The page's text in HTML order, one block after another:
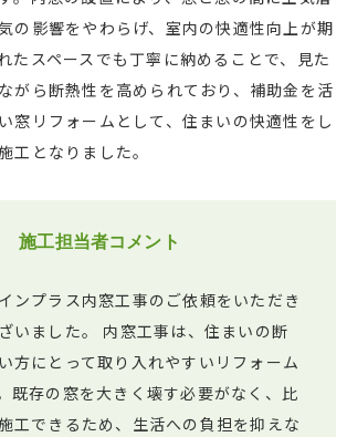
の影響をやわらげ、室内の快適性向上が期
たスペースでも丁寧に納めることで、見た
がら断熱性を高められており、補助金を活
窓リフォームとして、住まいの快適性をし
工となりました。
施工担当者コメント
ンプラス内窓工事のご依頼をいただき
いました。 内窓工事は、住まいの断
方にとって取り入れやすいリフォーム
既存の窓を大きく壊す必要がなく、比
工できるため、生活への負担を抑えな